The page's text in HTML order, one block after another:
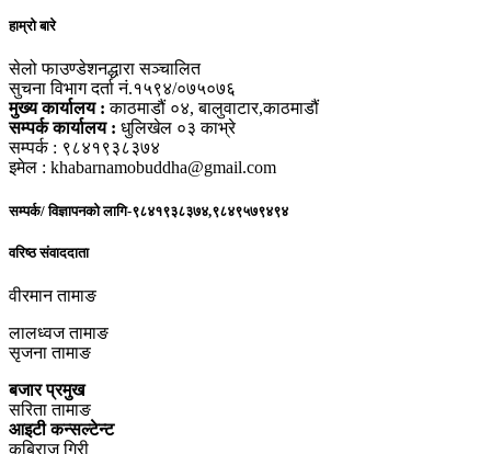
हाम्रो बारे
सेलो फाउण्डेशनद्धारा सञ्चालित
सुचना विभाग दर्ता नं.१५९४/०७५०७६
मुख्य कार्यालय : काठमाडौं ०४, बालुवाटार,काठमाडौं
सम्पर्क कार्यालय : धुलिखेल ०३ काभ्रे
सम्पर्क : ९८४१९३८३७४
इमेल : khabarnamobuddha@gmail.com
सम्पर्क/ विज्ञापनको लागि-९८४१९३८३७४,९८४९५७९४९४
वरिष्ठ संवाददाता
वीरमान तामाङ
लालध्वज तामाङ
सृजना तामाङ
बजार प्रमुख
सरिता तामाङ
आइटी कन्सल्टेन्ट
कबिराज गिरी